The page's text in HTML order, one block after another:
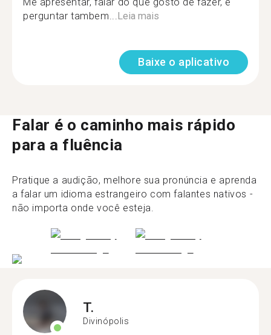
perguntar tambem... Leia mais
Baixe o aplicativo
Falar é o caminho mais rápido
para a fluência
Pratique a audição, melhore sua pronúncia e aprenda
a falar um idioma estrangeiro com falantes nativos -
não importa onde você esteja.
T.
Divinópolis